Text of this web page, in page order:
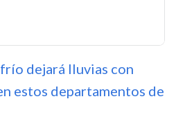
dejará lluvias con
estos departamentos de